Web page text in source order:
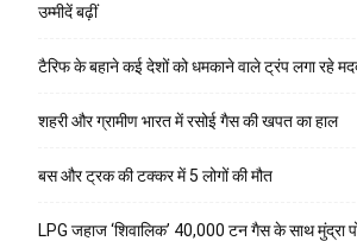
उम्मीदें बढ़ीं
टैरिफ के बहाने कई देशों को धमकाने वाले ट्रंप लगा रहे
शहरी और ग्रामीण भारत में रसोई गैस की खपत का हाल
बस और ट्रक की टक्कर में 5 लोगों की मौत
LPG जहाज ‘शिवालिक’ 40,000 टन गैस के साथ मुंद्रा